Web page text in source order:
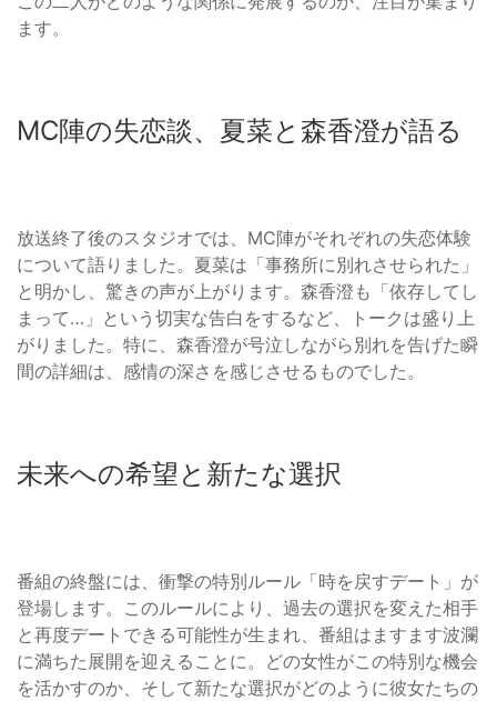
ます。
MC陣の失恋談、夏菜と森香澄が語る
放送終了後のスタジオでは、MC陣がそれぞれの失恋体験
について語りました。夏菜は「事務所に別れさせられた」
と明かし、驚きの声が上がります。森香澄も「依存してし
まって…」という切実な告白をするなど、トークは盛り上
がりました。特に、森香澄が号泣しながら別れを告げた瞬
間の詳細は、感情の深さを感じさせるものでした。
未来への希望と新たな選択
番組の終盤には、衝撃の特別ルール「時を戻すデート」が
登場します。このルールにより、過去の選択を変えた相手
と再度デートできる可能性が生まれ、番組はますます波瀾
に満ちた展開を迎えることに。どの女性がこの特別な機会
を活かすのか、そして新たな選択がどのように彼女たちの